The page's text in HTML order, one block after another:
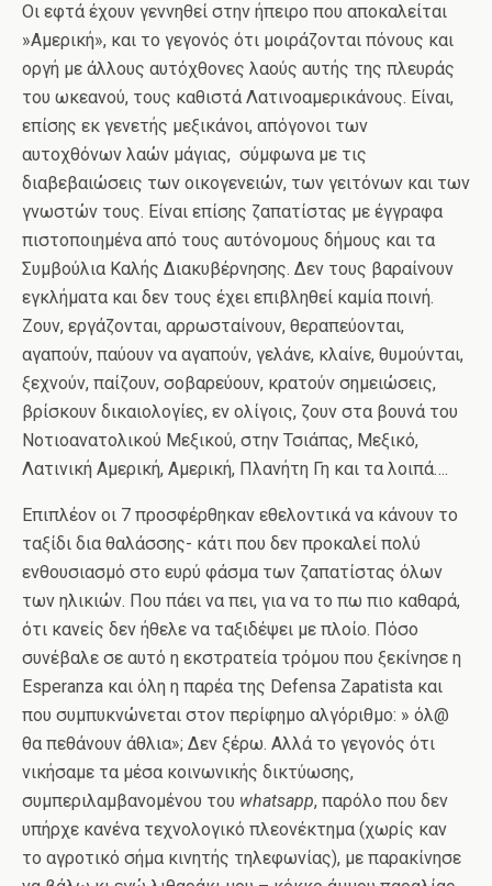
Οι εφτά έχουν γεννηθεί στην ήπειρο που αποκαλείται
»Αμερική», και το γεγονός ότι μοιράζονται πόνους και
οργή με άλλους αυτόχθονες λαούς αυτής της πλευράς
του ωκεανού, τους καθιστά Λατινοαμερικάνους. Είναι,
επίσης εκ γενετής μεξικάνοι, απόγονοι των
αυτοχθόνων λαών μάγιας, σύμφωνα με τις
διαβεβαιώσεις των οικογενειών, των γειτόνων και των
γνωστών τους. Είναι επίσης ζαπατίστας με έγγραφα
πιστοποιημένα από τους αυτόνομους δήμους και τα
Συμβούλια Καλής Διακυβέρνησης. Δεν τους βαραίνουν
εγκλήματα και δεν τους έχει επιβληθεί καμία ποινή.
Ζουν, εργάζονται, αρρωσταίνουν, θεραπεύονται,
αγαπούν, παύουν να αγαπούν, γελάνε, κλαίνε, θυμούνται,
ξεχνούν, παίζουν, σοβαρεύουν, κρατούν σημειώσεις,
βρίσκουν δικαιολογίες, εν ολίγοις, ζουν στα βουνά του
Νοτιοανατολικού Μεξικού, στην Τσιάπας, Μεξικό,
Λατινική Αμερική, Αμερική, Πλανήτη Γη και τα λοιπά….
Επιπλέον οι 7 προσφέρθηκαν εθελοντικά να κάνουν το
ταξίδι δια θαλάσσης- κάτι που δεν προκαλεί πολύ
ενθουσιασμό στο ευρύ φάσμα των ζαπατίστας όλων
των ηλικιών. Που πάει να πει, για να το πω πιο καθαρά,
ότι κανείς δεν ήθελε να ταξιδέψει με πλοίο. Πόσο
συνέβαλε σε αυτό η εκστρατεία τρόμου που ξεκίνησε η
Esperanza και όλη η παρέα της Defensa Zapatista και
που συμπυκνώνεται στον περίφημο αλγόριθμο: » όλ@
θα πεθάνουν άθλια»; Δεν ξέρω. Αλλά το γεγονός ότι
νικήσαμε τα μέσα κοινωνικής δικτύωσης,
συμπεριλαμβανομένου του whatsapp, παρόλο που δεν
υπήρχε κανένα τεχνολογικό πλεονέκτημα (χωρίς καν
το αγροτικό σήμα κινητής τηλεφωνίας), με παρακίνησε